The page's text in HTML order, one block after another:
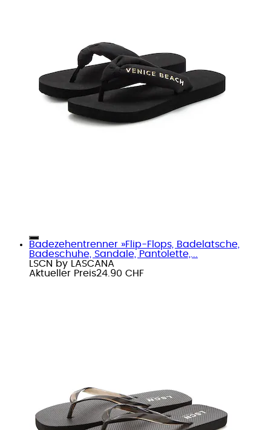
Badezehentrenner »Flip-Flops, Badelatsche,
Badeschuhe, Sandale, Pantolette,...
LSCN by LASCANA
Aktueller Preis24.90 CHF